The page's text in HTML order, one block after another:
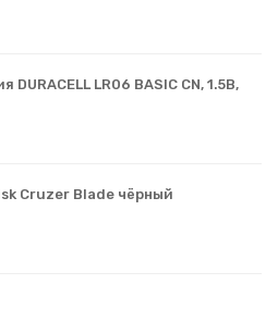
DURACELL LR06 BASIC CN, 1.5В,
Cruzer Blade чёрный